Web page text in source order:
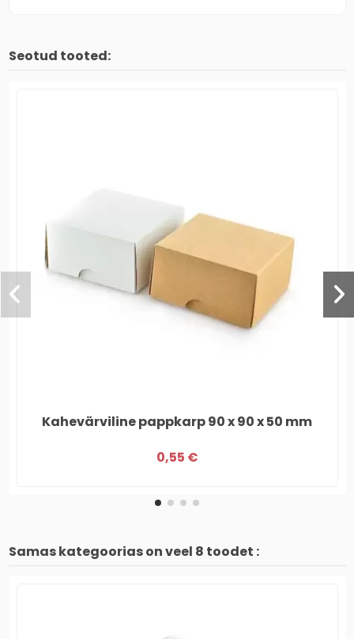
Seotud tooted:
Kahevärviline pappkarp 90 x 90 x 50 mm
0,55 €
Samas kategoorias on veel 8 toodet :